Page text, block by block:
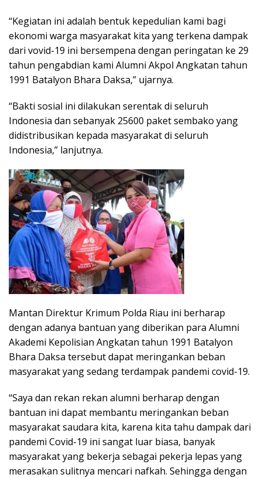
“Kegiatan ini adalah bentuk kepedulian kami bagi
ekonomi warga masyarakat kita yang terkena dampak
dari vovid-19 ini bersempena dengan peringatan ke 29
tahun pengabdian kami Alumni Akpol Angkatan tahun
1991 Batalyon Bhara Daksa,” ujarnya.
“Bakti sosial ini dilakukan serentak di seluruh
Indonesia dan sebanyak 25600 paket sembako yang
didistribusikan kepada masyarakat di seluruh
Indonesia,” lanjutnya.
Mantan Direktur Krimum Polda Riau ini berharap
dengan adanya bantuan yang diberikan para Alumni
Akademi Kepolisian Angkatan tahun 1991 Batalyon
Bhara Daksa tersebut dapat meringankan beban
masyarakat yang sedang terdampak pandemi covid-19.
“Saya dan rekan rekan alumni berharap dengan
bantuan ini dapat membantu meringankan beban
masyarakat saudara kita, karena kita tahu dampak dari
pandemi Covid-19 ini sangat luar biasa, banyak
masyarakat yang bekerja sebagai pekerja lepas yang
merasakan sulitnya mencari nafkah. Sehingga dengan